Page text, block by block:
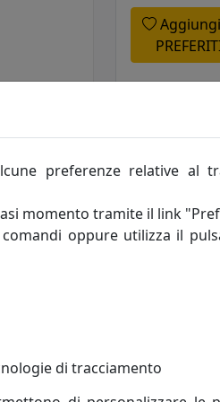
che incarnano lo
un costante miglioramento
preferenze relative al
momento tramite il link
oppure utilizza il
di tracciamento